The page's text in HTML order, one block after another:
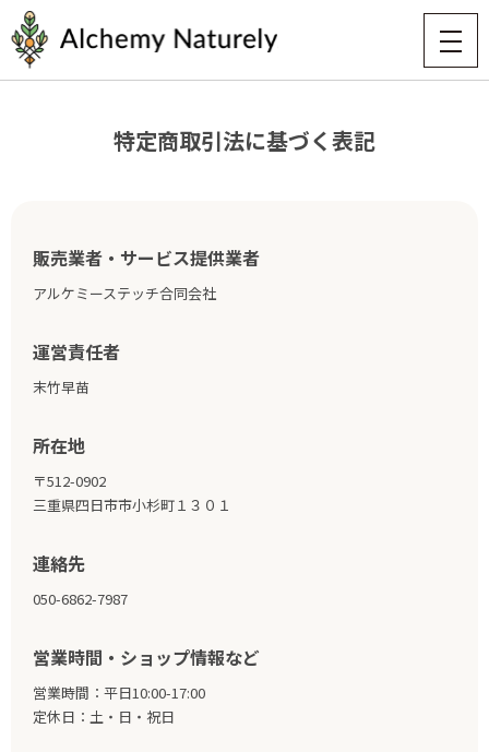
特定商取引法に基づく表記
販売業者・サービス提供業者
アルケミーステッチ合同会社
運営責任者
末竹早苗
所在地
〒512-0902
三重県四日市市小杉町１３０１
連絡先
050-6862-7987
営業時間・ショップ情報など
営業時間：平日10:00-17:00
定休日：土・日・祝日